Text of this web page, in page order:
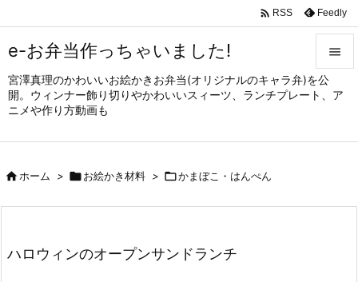
e-お弁当作っちゃいました!
宮澤真理のかわいいお絵かきお弁当(オリジナルのキャラ弁)を公
開。ウィンナー飾り切りやかわいいスィーツ、ランチプレート、ア
ニメや作り方動画も


メニュ
サイド

 RSS Feedly
ホーム > お絵かき材料 > かまぼこ・はんぺん
ハロウィンのオープンサンドランチ